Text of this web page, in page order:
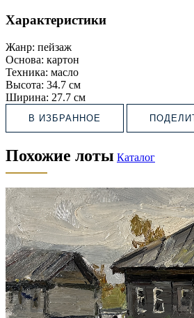
Характеристики
Жанр: пейзаж
Основа: картон
Техника: масло
Высота: 34.7 см
Ширина: 27.7 см
В ИЗБРАННОЕ
Похожие лоты Каталог